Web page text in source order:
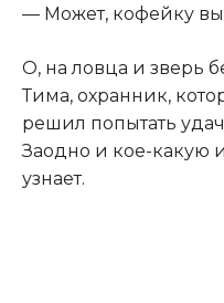
— Может, кофейку
О, на ловца и зверь
Тима, охранник,
решил попытать
Заодно и кое-какую
узнает.